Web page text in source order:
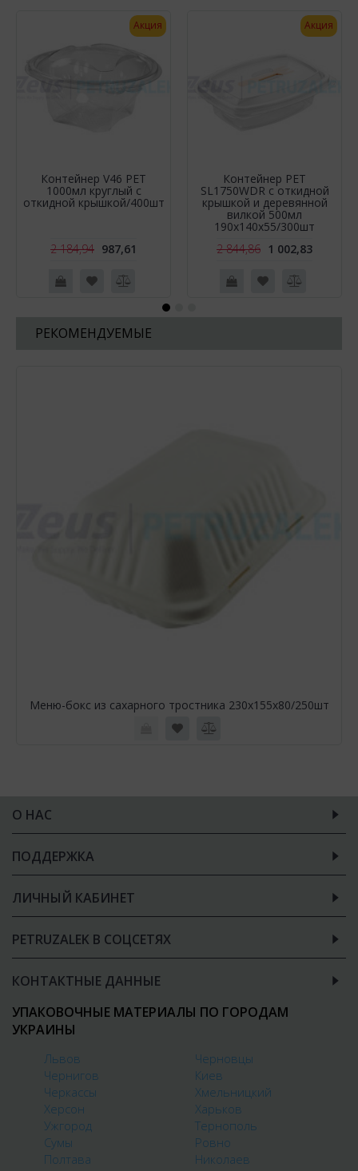
Акция
Контейнер V46 PET
1000мл круглый с
откидной крышкой/400шт
2 184,94 987,61
Акция
Контейнер РЕТ
SL1750WDR c откидной
крышкой и деревянной
вилкой 500мл
190х140х55/300шт
2 844,86 1 002,83
РЕКОМЕНДУЕМЫЕ
Меню-бокс из сахарного тростника 230х155х80/250шт
О НАС
ПОДДЕРЖКА
ЛИЧНЫЙ КАБИНЕТ
PETRUZALEK В СОЦСЕТЯХ
КОНТАКТНЫЕ ДАННЫЕ
УПАКОВОЧНЫЕ МАТЕРИАЛЫ ПО ГОРОДАМ
УКРАИНЫ
Львов
Черновцы
Чернигов
Киев
Черкассы
Хмельницкий
Херсон
Харьков
Ужгород
Тернополь
Сумы
Ровно
Полтава
Николаев